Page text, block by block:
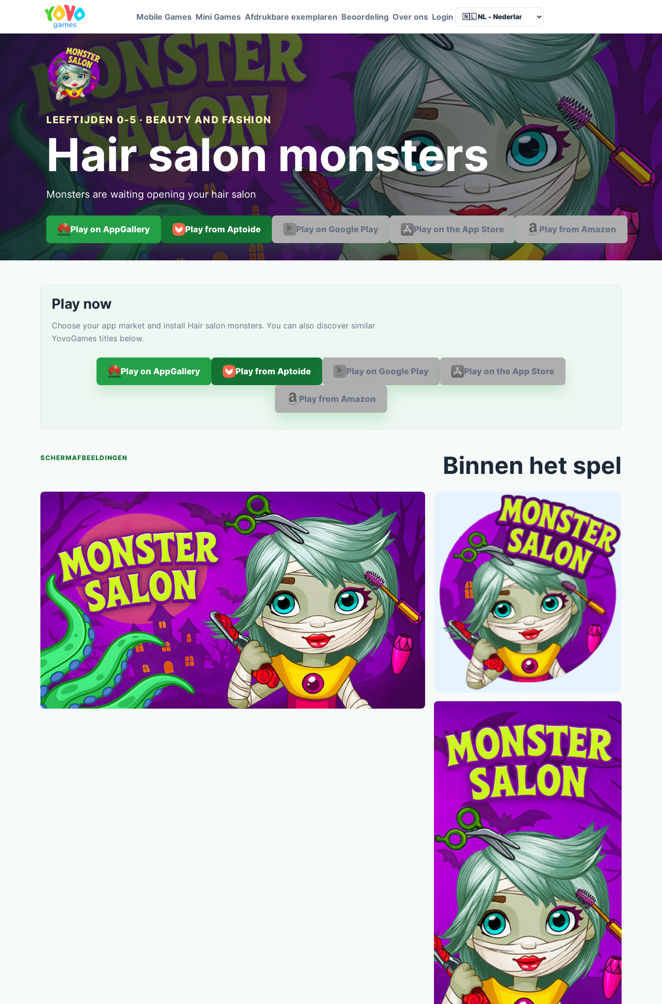
Mobile Games Mini Games Afdrukbare exemplaren Beoordeling Over ons Login Language
LEEFTIJDEN 0-5 · BEAUTY AND FASHION
Hair salon monsters
Monsters are waiting opening your hair salon
Play on AppGallery Play from Aptoide Play on Google Play Play on the App Store Play from Amazon
Play now
Choose your app market and install Hair salon monsters. You can also discover similar
YovoGames titles below.
Play on AppGallery Play from Aptoide Play on Google Play Play on the App Store
Play from Amazon
SCHERMAFBEELDINGEN Binnen het spel